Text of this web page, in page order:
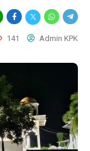
141 Admin KPK